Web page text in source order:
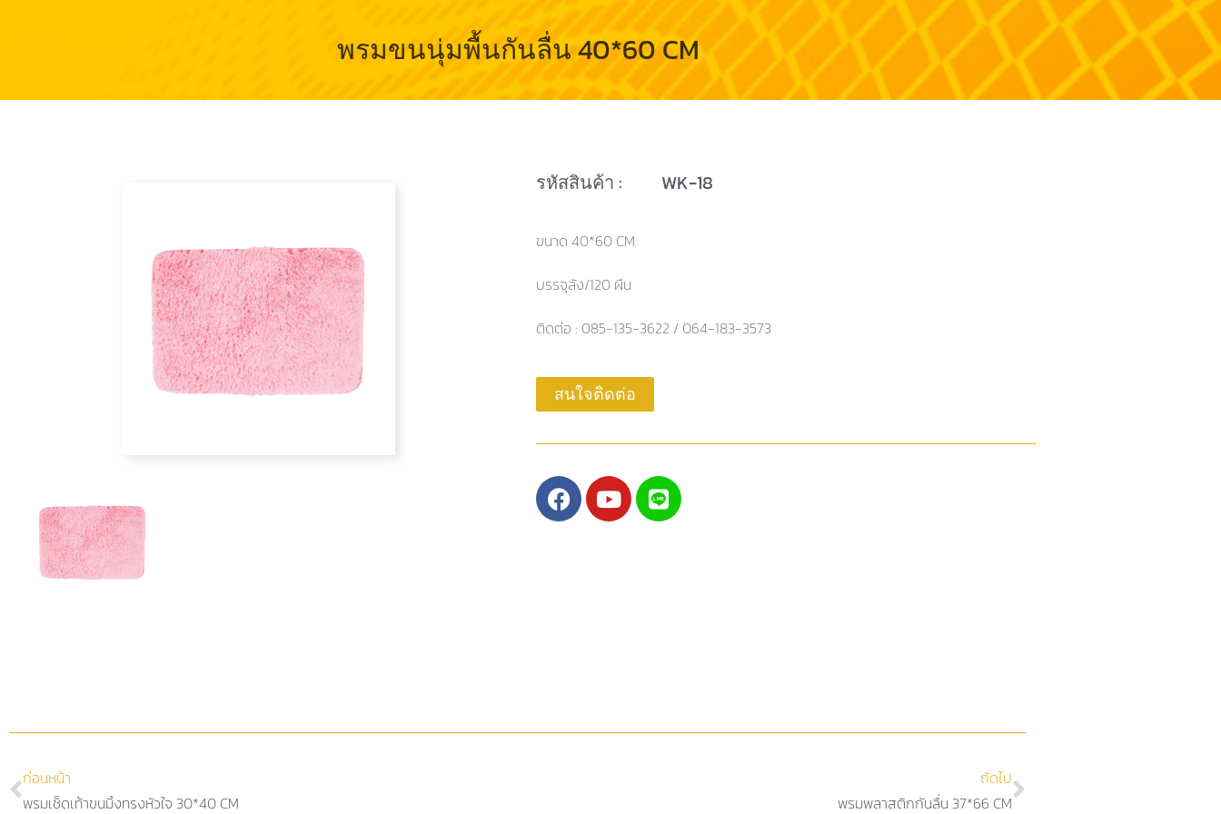
พรมขนนุ่มพื้นกันลื่น 40*60 CM
รหัสสินค้า : WK-18
ขนาด 40*60 CM
บรรจุลัง/120 ผืน
ติดต่อ : 085-135-3622 / 064-183-3573
สนใจติดต่อ
ก่อนหน้า
พรมเช็ดเท้าขนมิ้งทรงหัวใจ 30*40 CM
ถัดไป
พรมพลาสติกกันลื่น 37*66 CM